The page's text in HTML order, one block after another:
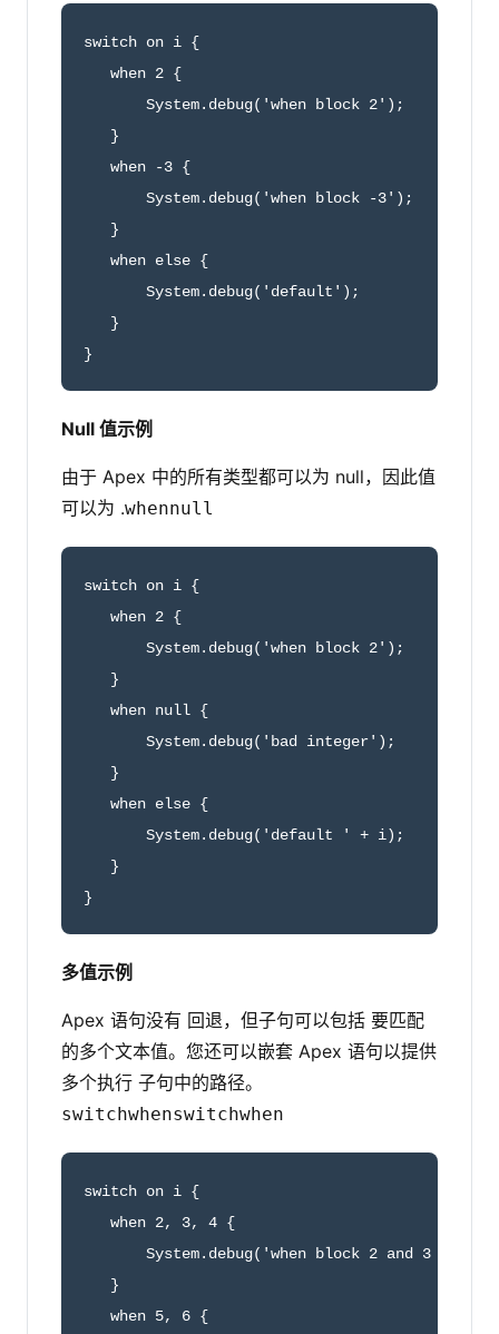
switch on i {
   when 2 {
       System.debug('when block 2');
   }
   when -3 {
       System.debug('when block -3');
   }
   when else {
       System.debug('default');
   }
}
Null 值示例
由于 Apex 中的所有类型都可以为 null，因此值
可以为 .whennull
switch on i {
   when 2 {
       System.debug('when block 2');
   }
   when null {
       System.debug('bad integer');
   }
   when else {
       System.debug('default ' + i);
   }
}
多值示例
Apex 语句没有 回退，但子句可以包括 要匹配
的多个文本值。您还可以嵌套 Apex 语句以提供
多个执行 子句中的路径。
switchwhenswitchwhen
switch on i {
   when 2, 3, 4 {
System.debug('when block 2 and 3 and
   }
   when 5, 6 {